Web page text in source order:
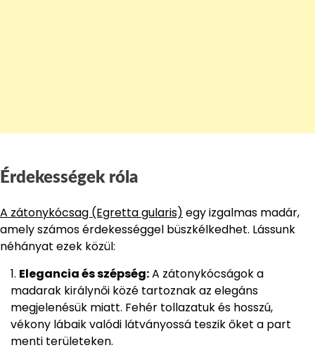
Érdekességek róla
A zátonykócsag (Egretta gularis) egy izgalmas madár,
amely számos érdekességgel büszkélkedhet. Lássunk
néhányat ezek közül:
Elegancia és szépség:A zátonykócságok a
madarak királynői közé tartoznak az elegáns
megjelenésük miatt. Fehér tollazatuk és hosszú,
vékony lábaik valódi látványossá teszik őket a part
menti területeken.